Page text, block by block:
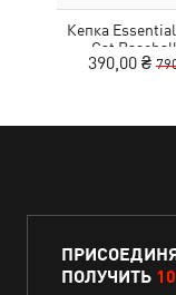
Кепка
Cat
390,00 ₴
ПОЛУЧИТЬ